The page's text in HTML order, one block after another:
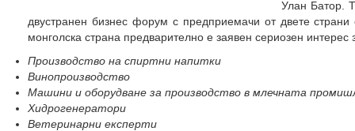
Улан Батор.
двустранен бизнес форум с предприемачи от двете
монголска страна предварително е заявен сериозен интерес
Производство на спиртни напитки
Винопроизводство
Машини и оборудване за производство в млечната
Хидрогенератори
Ветеринарни експерти